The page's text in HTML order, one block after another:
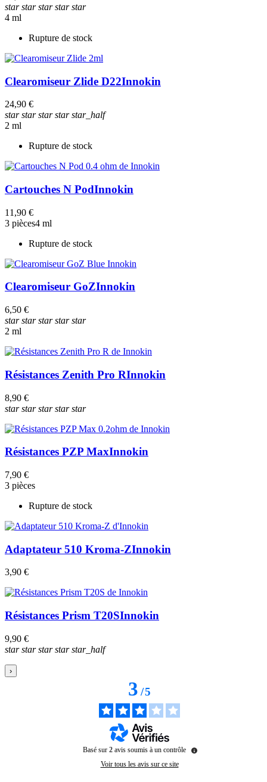
starstarstarstarstar
4 ml
Rupture de stock
Clearomiseur Zlide D22Innokin
24,90 €
starstarstarstarstar_half
2 ml
Rupture de stock
Cartouches N PodInnokin
11,90 €
3 pièces4 ml
Rupture de stock
Clearomiseur GoZInnokin
6,50 €
starstarstarstarstar
2 ml
Résistances Zenith Pro RInnokin
8,90 €
starstarstarstarstar
Résistances PZP MaxInnokin
7,90 €
3 pièces
Rupture de stock
Adaptateur 510 Kroma-ZInnokin
3,90 €
Résistances Prism T20SInnokin
9,90 €
starstarstarstarstar_half
›
3/5
Basé sur 2 avis soumis à un contrôle
Voir tous les avis sur ce site